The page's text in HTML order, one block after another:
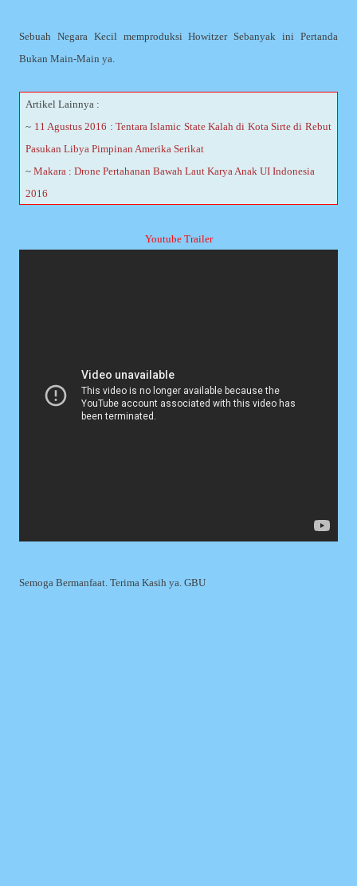
Sebuah Negara Kecil memproduksi Howitzer Sebanyak ini Pertanda
Bukan Main-Main ya.
Artikel Lainnya :
~ 11 Agustus 2016 : Tentara Islamic State Kalah di Kota Sirte di Rebut
Pasukan Libya Pimpinan Amerika Serikat
~Makara : Drone Pertahanan Bawah Laut Karya Anak UI Indonesia
2016
Youtube Trailer
Semoga Bermanfaat. Terima Kasih ya. GBU